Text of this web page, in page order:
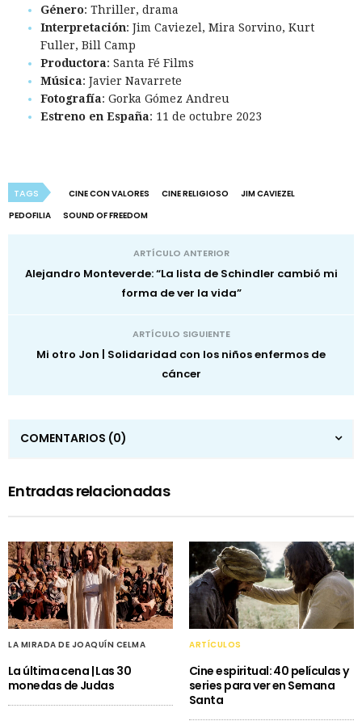
Género: Thriller, drama
Interpretación: Jim Caviezel, Mira Sorvino, Kurt
Fuller, Bill Camp
Productora: Santa Fé Films
Música: Javier Navarrete
Fotografía: Gorka Gómez Andreu
Estreno en España: 11 de octubre 2023
TAGS CINE CON VALORES CINE RELIGIOSO
JIM CAVIEZEL
PEDOFILIA
SOUND OF FREEDOM
ARTÍCULO ANTERIOR
Alejandro Monteverde: “La lista de Schindler cambió mi
forma de ver la vida”
ARTÍCULO SIGUIENTE
Mi otro Jon | Solidaridad con los niños enfermos de
cáncer
COMENTARIOS (0)
Entradas relacionadas
LA MIRADA DE JOAQUÍN CELMA
La última cena | Las 30
monedas de Judas
ARTÍCULOS
Cine espiritual: 40 películas y
series para ver en Semana
Santa